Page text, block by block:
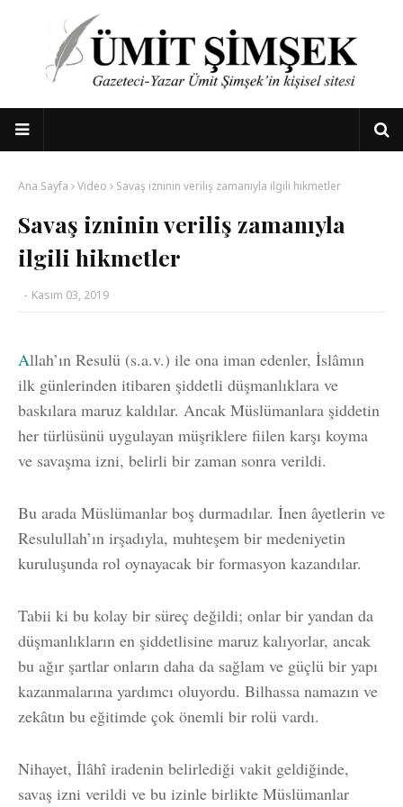
Ana Sayfa Video Savaş izninin veriliş zamanıyla ilgili hikmetler
Savaş izninin veriliş zamanıyla
ilgili hikmetler
- Kasım 03, 2019
Allah’ın Resulü (s.a.v.) ile ona iman edenler, İslâmın
ilk günlerinden itibaren şiddetli düşmanlıklara ve
baskılara maruz kaldılar. Ancak Müslümanlara şiddetin
her türlüsünü uygulayan müşriklere fiilen karşı koyma
ve savaşma izni, belirli bir zaman sonra verildi.
Bu arada Müslümanlar boş durmadılar. İnen âyetlerin ve
Resulullah’ın irşadıyla, muhteşem bir medeniyetin
kuruluşunda rol oynayacak bir formasyon kazandılar.
Tabii ki bu kolay bir süreç değildi; onlar bir yandan da
düşmanlıkların en şiddetlisine maruz kalıyorlar, ancak
bu ağır şartlar onların daha da sağlam ve güçlü bir yapı
kazanmalarına yardımcı oluyordu. Bilhassa namazın ve
zekâtın bu eğitimde çok önemli bir rolü vardı.
Nihayet, İlâhî iradenin belirlediği vakit geldiğinde,
savaş izni verildi ve bu izinle birlikte Müslümanlar